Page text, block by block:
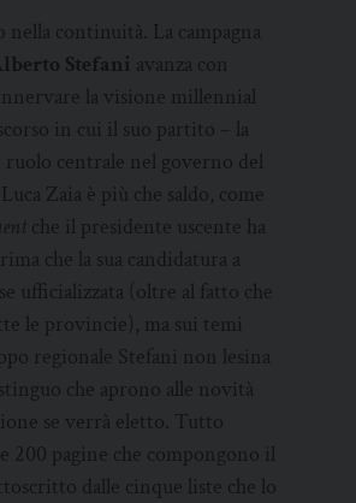
nella continuità. La campagna
Stefani avanza con
la visione millennial
in cui il suo partito – la
ruolo centrale nel governo del
Zaia è più che saldo, come
che il presidente uscente ha
che la sua candidatura a
ufficializzata (oltre al fatto che
le provincie), ma sui temi
regionale Stefani non lesina
che aprono alle novità
se verrà eletto. Tutto
200 pagine che compongono il
dalle cinque liste che lo